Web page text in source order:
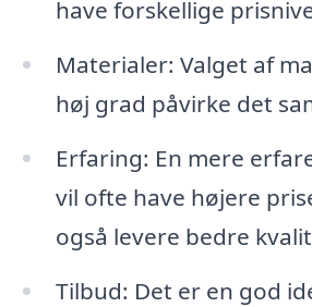
have forskellige
Materialer: Valget af
høj grad påvirke det
Erfaring: En mere
vil ofte have højere
også levere bedre
Tilbud: Det er en god